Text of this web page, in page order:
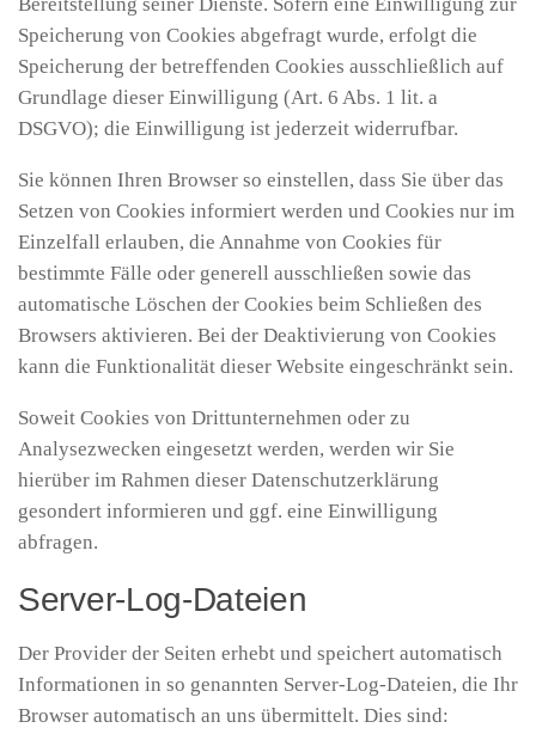
Speicherung von Cookies abgefragt wurde, erfolgt die
Speicherung der betreffenden Cookies ausschließlich auf
Grundlage dieser Einwilligung (Art. 6 Abs. 1 lit. a
DSGVO); die Einwilligung ist jederzeit widerrufbar.
Sie können Ihren Browser so einstellen, dass Sie über das
Setzen von Cookies informiert werden und Cookies nur im
Einzelfall erlauben, die Annahme von Cookies für
bestimmte Fälle oder generell ausschließen sowie das
automatische Löschen der Cookies beim Schließen des
Browsers aktivieren. Bei der Deaktivierung von Cookies
kann die Funktionalität dieser Website eingeschränkt sein.
Soweit Cookies von Drittunternehmen oder zu
Analysezwecken eingesetzt werden, werden wir Sie
hierüber im Rahmen dieser Datenschutzerklärung
gesondert informieren und ggf. eine Einwilligung
abfragen.
Server-Log-Dateien
Der Provider der Seiten erhebt und speichert automatisch
Informationen in so genannten Server-Log-Dateien, die Ihr
Browser automatisch an uns übermittelt. Dies sind: